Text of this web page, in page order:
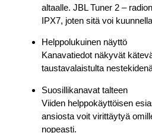
altaalle. JBL Tuner 2 –
IPX7, joten sitä voi
Helppolukuinen näyttö
Kanavatiedot näkyvät
taustavalaistulta
Suosillikanavat talteen
Viiden helppokäyttöisen
ansiosta voit virittäytyä
nopeasti.